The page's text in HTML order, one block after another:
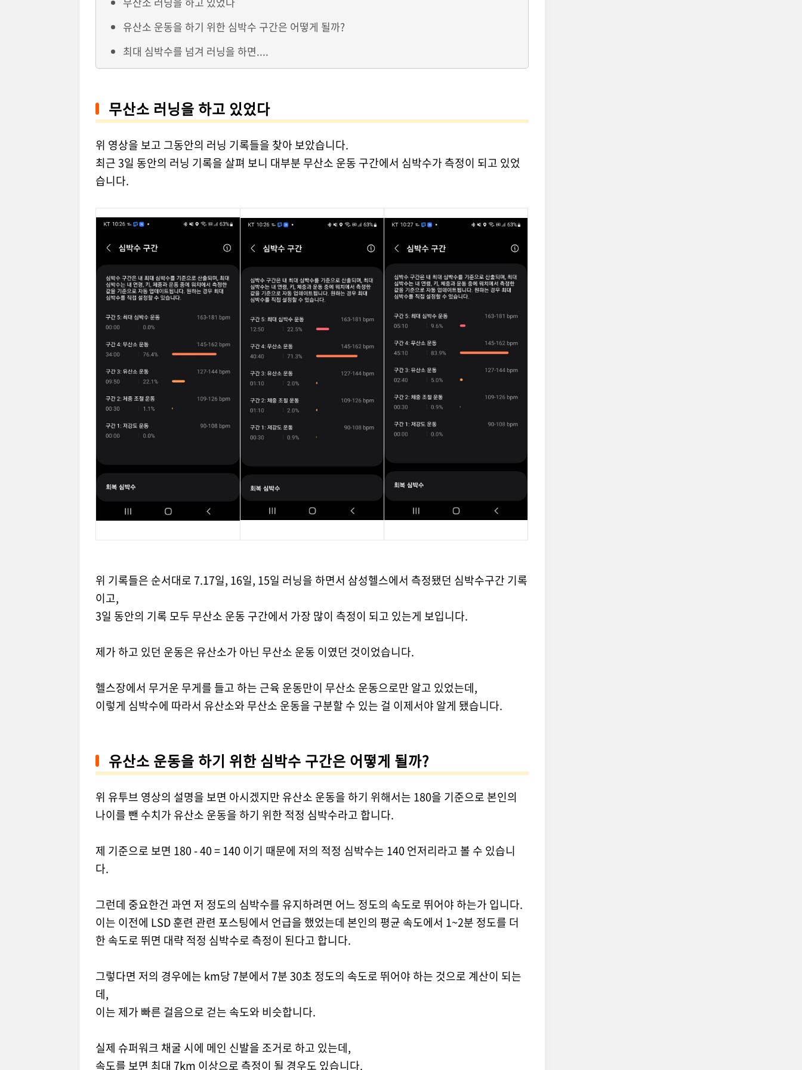
유산소 운동을 하기 위한 심박수 구간은 어떻게 될까?
최대 심박수를 넘겨 러닝을 하면....
무산소 러닝을 하고 있었다
위 영상을 보고 그동안의 러닝 기록들을 찾아 보았습니다.
최근 3일 동안의 러닝 기록을 살펴 보니 대부분 무산소 운동 구간에서 심박수가 측정이 되고 있었
습니다.
위 기록들은 순서대로 7.17일, 16일, 15일 러닝을 하면서 삼성헬스에서 측정됐던 심박수구간 기록
이고,
3일 동안의 기록 모두 무산소 운동 구간에서 가장 많이 측정이 되고 있는게 보입니다.
제가 하고 있던 운동은 유산소가 아닌 무산소 운동 이였던 것이었습니다.
헬스장에서 무거운 무게를 들고 하는 근육 운동만이 무산소 운동으로만 알고 있었는데,
이렇게 심박수에 따라서 유산소와 무산소 운동을 구분할 수 있는 걸 이제서야 알게 됐습니다.
유산소 운동을 하기 위한 심박수 구간은 어떻게 될까?
위 유투브 영상의 설명을 보면 아시겠지만 유산소 운동을 하기 위해서는 180을 기준으로 본인의
나이를 뺀 수치가 유산소 운동을 하기 위한 적정 심박수라고 합니다.
제 기준으로 보면 180 - 40 = 140 이기 때문에 저의 적정 심박수는 140 언저리라고 볼 수 있습니
다.
그런데 중요한건 과연 저 정도의 심박수를 유지하려면 어느 정도의 속도로 뛰어야 하는가 입니다.
이는 이전에 LSD 훈련 관련 포스팅에서 언급을 했었는데 본인의 평균 속도에서 1~2분 정도를 더
한 속도로 뛰면 대략 적정 심박수로 측정이 된다고 합니다.
그렇다면 저의 경우에는 km당 7분에서 7분 30초 정도의 속도로 뛰어야 하는 것으로 계산이 되는
데,
이는 제가 빠른 걸음으로 걷는 속도와 비슷합니다.
실제 슈퍼워크 채굴 시에 메인 신발을 조거로 하고 있는데,
속도를 보면 최대 7km 이상으로 측정이 될 경우도 있습니다.